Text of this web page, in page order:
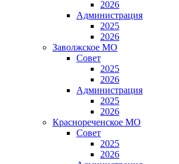
2026
Администрация
2025
2026
Заволжское МО
Совет
2025
2026
Администрация
2025
2026
Краснореченское МО
Совет
2025
2026